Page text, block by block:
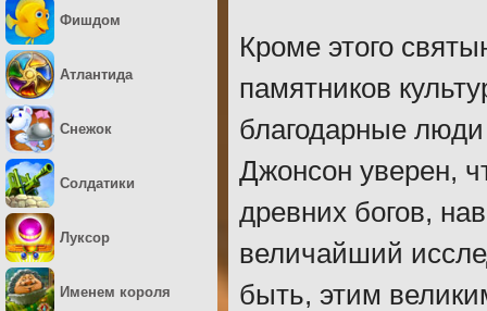
Кроме этого
памятников
благодарные
Джонсон уверен,
древних богов,
величайший
быть, этим
Фишдом
Атлантида
Снежок
Солдатики
Луксор
Именем короля